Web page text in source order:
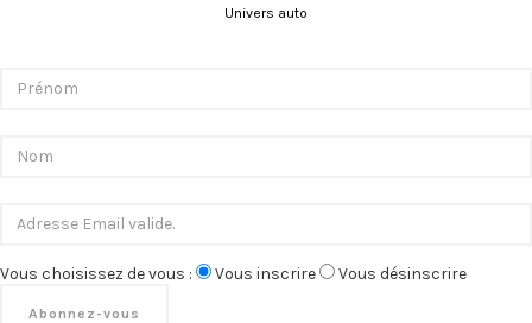
Univers auto
Vous choisissez de vous : Vous inscrire Vous désinscrire